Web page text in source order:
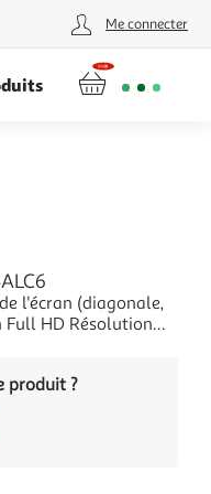
Me connecter
produit ?